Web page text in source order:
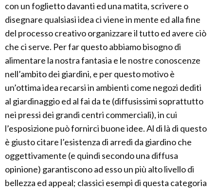
con un foglietto davanti ed una matita, scrivere o
disegnare qualsiasi idea ci viene in mente ed alla fine
del processo creativo organizzare il tutto ed avere ciò
che ci serve. Per far questo abbiamo bisogno di
alimentare la nostra fantasia e le nostre conoscenze
nell’ambito dei giardini, e per questo motivo è
un’ottima idea recarsi in ambienti come negozi dediti
al giardinaggio ed al fai da te (diffusissimi soprattutto
nei pressi dei grandi centri commerciali), in cui
l’esposizione può fornirci buone idee. Al di là di questo
è giusto citare l’esistenza di arredi da giardino che
oggettivamente (e quindi secondo una diffusa
opinione) garantiscono ad esso un più alto livello di
bellezza ed appeal; classici esempi di questa categoria